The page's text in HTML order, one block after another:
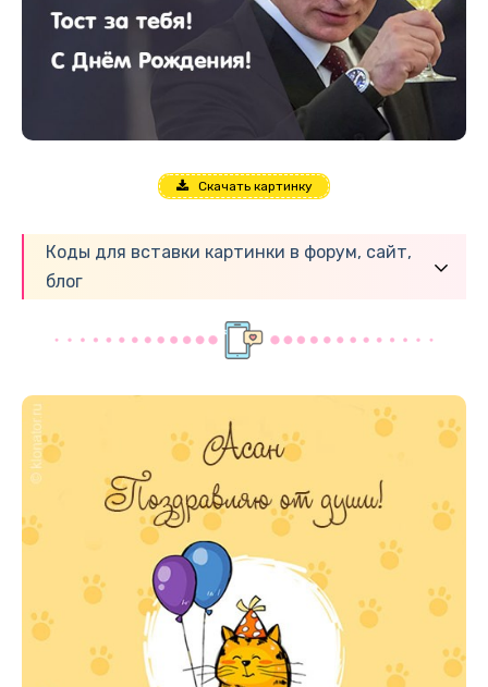
Скачать картинку
Коды для вставки картинки в форум, сайт,
блог